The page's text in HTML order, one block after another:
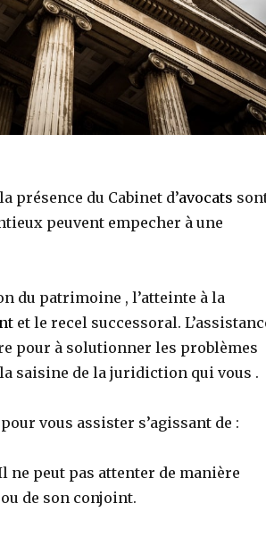
présence du Cabinet d’avocats
peuvent empecher à une
du patrimoine , l’atteinte à la
et le recel successoral.
pour à solutionner les problèmes
saisine de la juridiction qui vous .
vous assister s’agissant de :
ne peut pas attenter de manière
de son conjoint.